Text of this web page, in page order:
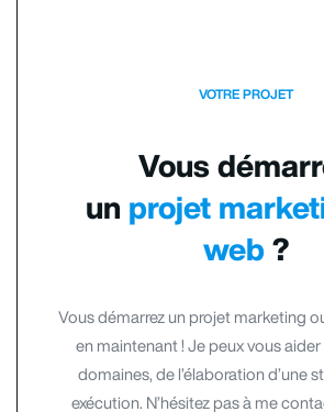
VOTRE PROJET
Vous
un projet
web ?
Vous démarrez un projet marketing
en maintenant ! Je peux vous
domaines, de l’élaboration d’une
exécution. N’hésitez pas à me